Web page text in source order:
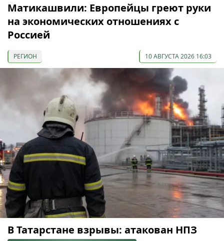
Матикашвили: Европейцы греют руки
на экономических отношениях с
Россией
РЕГИОН 10 АВГУСТА 2026 16:03
В Татарстане взрывы: атакован НПЗ